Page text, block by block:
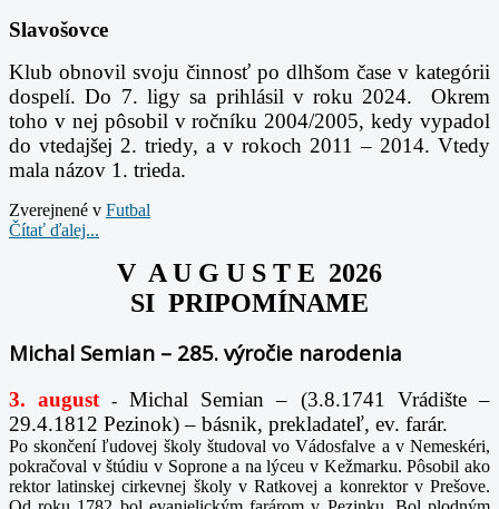
Slavošovce
Klub obnovil svoju činnosť po dlhšom čase v kategórii
dospelí. Do 7. ligy sa prihlásil v roku 2024. Okrem
toho v nej pôsobil v ročníku 2004/2005, kedy vypadol
do vtedajšej 2. triedy, a v rokoch 2011 – 2014. Vtedy
mala názov 1. trieda.
Zverejnené v Futbal
Čítať ďalej...
V A U G U S T E 2026
SI PRIPOMÍNAME
Michal Semian – 285. výročie narodenia
3. august -Michal Semian – (3.8.1741 Vrádište –
29.4.1812 Pezinok) – básnik, prekladateľ, ev. farár.
Po skončení ľudovej školy študoval vo Vádosfalve a v Nemeskéri,
pokračoval v štúdiu v Soprone a na lýceu v Kežmarku. Pôsobil ako
rektor latinskej cirkevnej školy v Ratkovej a konrektor v Prešove.